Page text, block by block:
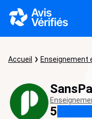
Accueil Enseignement
5